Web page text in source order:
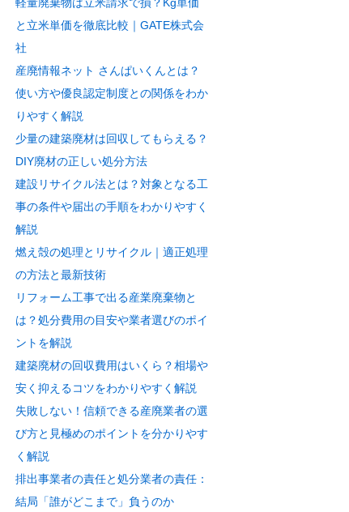
と立米単価を徹底比較｜GATE株式会
社
産廃情報ネット さんぱいくんとは？
使い方や優良認定制度との関係をわか
りやすく解説
少量の建築廃材は回収してもらえる？
DIY廃材の正しい処分方法
建設リサイクル法とは？対象となる工
事の条件や届出の手順をわかりやすく
解説
燃え殻の処理とリサイクル｜適正処理
の方法と最新技術
リフォーム工事で出る産業廃棄物と
は？処分費用の目安や業者選びのポイ
ントを解説
建築廃材の回収費用はいくら？相場や
安く抑えるコツをわかりやすく解説
失敗しない！信頼できる産廃業者の選
び方と見極めのポイントを分かりやす
く解説
排出事業者の責任と処分業者の責任：
結局「誰がどこまで」負うのか